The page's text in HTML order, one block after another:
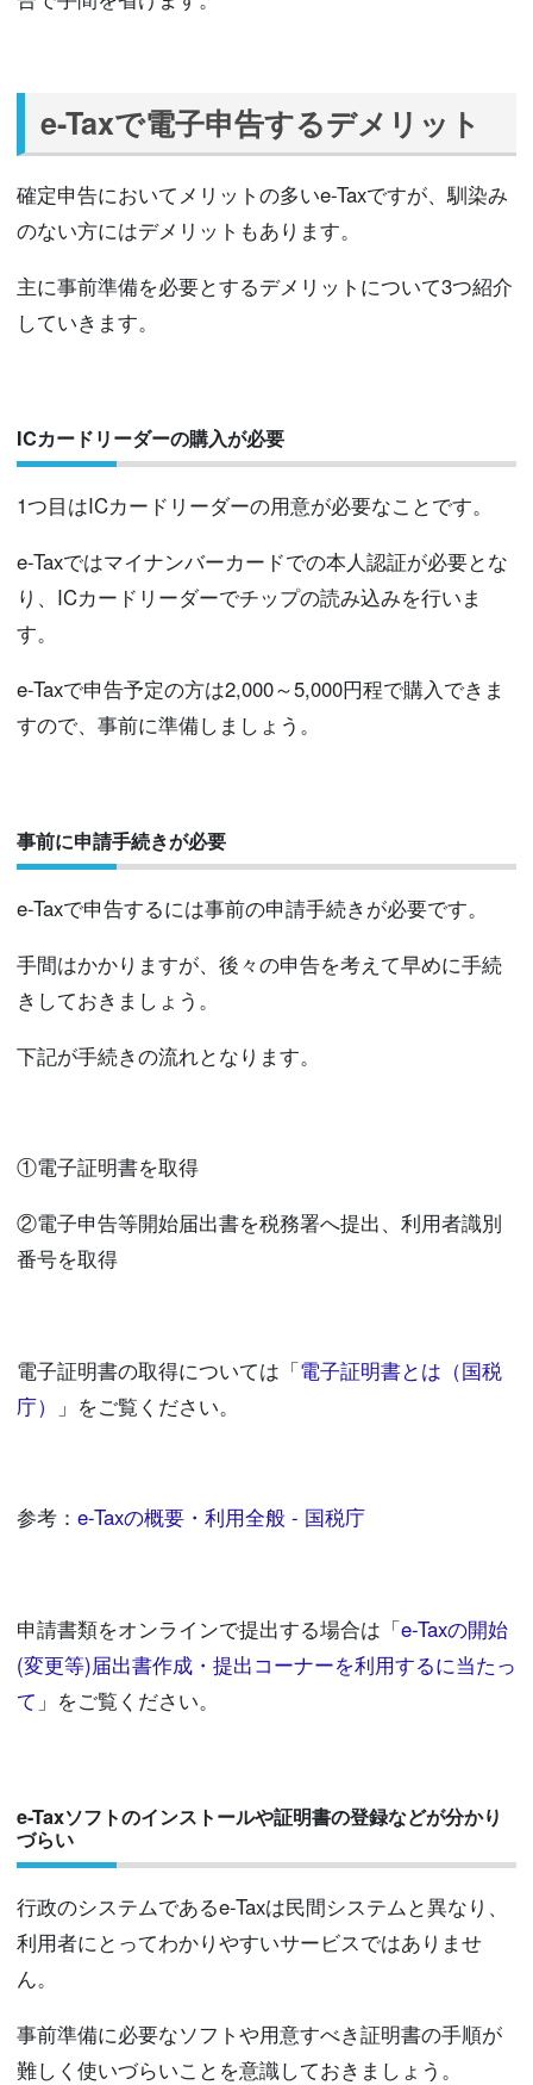
e-Taxで電子申告するデメリット
確定申告においてメリットの多いe-Taxですが、馴染み
のない方にはデメリットもあります。
主に事前準備を必要とするデメリットについて3つ紹介
していきます。
ICカードリーダーの購入が必要
1つ目はICカードリーダーの用意が必要なことです。
e-Taxではマイナンバーカードでの本人認証が必要とな
り、ICカードリーダーでチップの読み込みを行いま
す。
e-Taxで申告予定の方は2,000～5,000円程で購入できま
すので、事前に準備しましょう。
事前に申請手続きが必要
e-Taxで申告するには事前の申請手続きが必要です。
手間はかかりますが、後々の申告を考えて早めに手続
きしておきましょう。
下記が手続きの流れとなります。
①電子証明書を取得
②電子申告等開始届出書を税務署へ提出、利用者識別
番号を取得
電子証明書の取得については「電子証明書とは（国税
庁）
」をご覧ください。
参考： e-Taxの概要・利用全般 - 国税庁
申請書類をオンラインで提出する場合は「e-Taxの開始
(変更等)届出書作成・提出コーナーを利用するに当たっ
て 」をご覧ください。
e-Taxソフトのインストールや証明書の登録などが分かり
づらい
行政のシステムであるe-Taxは民間システムと異なり、
利用者にとってわかりやすいサービスではありませ
ん。
事前準備に必要なソフトや用意すべき証明書の手順が
難しく使いづらいことを意識しておきましょう。